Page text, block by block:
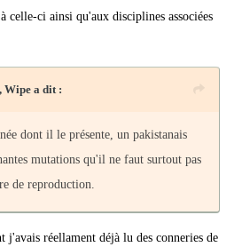
celle-ci ainsi qu'aux disciplines associées
Wipe a dit :
dont il le présente, un pakistanais
mutations qu'il ne faut surtout pas
de reproduction.
réellament déjà lu des conneries de